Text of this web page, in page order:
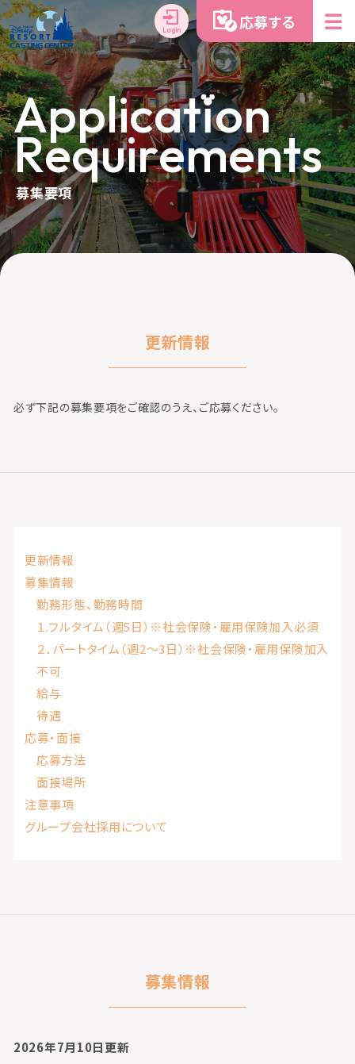
Login 応募する
Application
Requirements
募集要項
更新情報
必ず下記の募集要項をご確認のうえ、ご応募ください。
更新情報
募集情報
勤務形態、勤務時間
１.フルタイム（週5日）※社会保険・雇用保険加入必須
２．パートタイム（週2～3日）※社会保険・雇用保険加入
不可
給与
待遇
応募・面接
応募方法
面接場所
注意事項
グループ会社採用について
募集情報
2026年7月10日更新